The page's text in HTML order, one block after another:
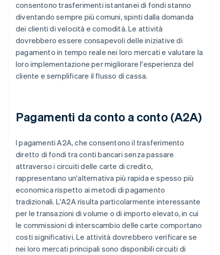
consentono trasferimenti istantanei di fondi stanno
diventando sempre più comuni, spinti dalla domanda
dei clienti di velocità e comodità. Le attività
dovrebbero essere consapevoli delle iniziative di
pagamento in tempo reale nei loro mercati e valutare la
loro implementazione per migliorare l'esperienza del
cliente e semplificare il flusso di cassa.
Pagamenti da conto a conto (A2A)
I pagamenti A2A, che consentono il trasferimento
diretto di fondi tra conti bancari senza passare
attraverso i circuiti delle carte di credito,
rappresentano un'alternativa più rapida e spesso più
economica rispetto ai metodi di pagamento
tradizionali. L'A2A risulta particolarmente interessante
per le transazioni di volume o di importo elevato, in cui
le commissioni di interscambio delle carte comportano
costi significativi. Le attività dovrebbero verificare se
nei loro mercati principali sono disponibili circuiti di